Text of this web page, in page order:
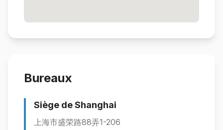
Bureaux
Siège de Shanghai
上海市盛荣路88弄1-206